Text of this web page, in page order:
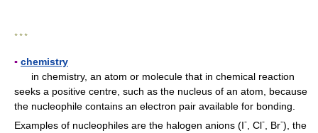
* * *
▪ chemistry
in chemistry, an atom or molecule that in chemical reaction
seeks a positive centre, such as the nucleus of an atom, because
the nucleophile contains an electron pair available for bonding.
Examples of nucleophiles are the halogen anions (I- , Cl- , Br-), the